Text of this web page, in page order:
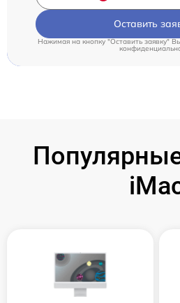
Оставить
Нажимая на кнопку "Оставить заявку"